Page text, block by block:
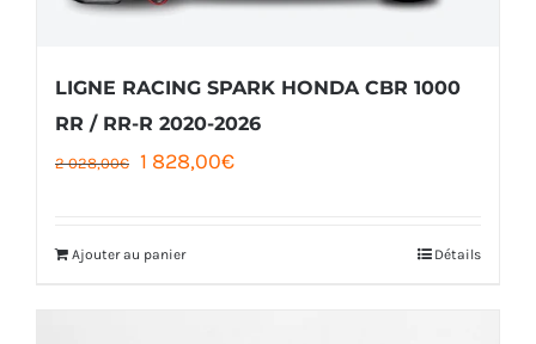
LIGNE RACING SPARK HONDA CBR 1000
RR / RR-R 2020-2026
2 028,00 €
Le
était :
1 828,00€Le
Ajouter au panier Détails